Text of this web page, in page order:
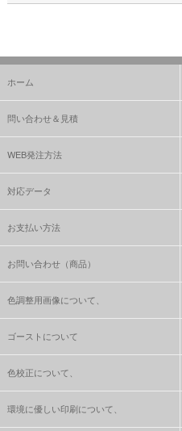
ホーム
問い合わせ＆見積
WEB発注方法
対応データ
お支払い方法
お問い合わせ（商品）
色調整用画像について、
ゴーストについて
色校正について、
環境に優しい印刷について、